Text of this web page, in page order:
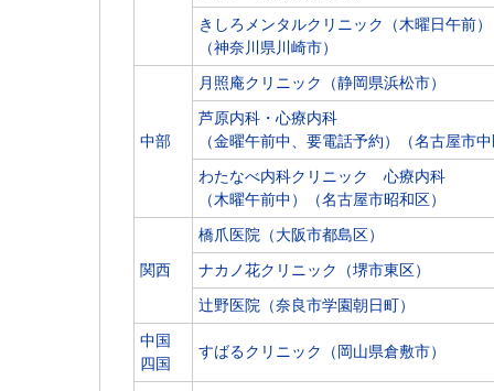
きしろメンタルクリニック（木曜日午前）
（神奈川県川崎市）
中部
月照庵クリニック（静岡県浜松市）
芦原内科・心療内科
（金曜午前中、要電話予約）（名古屋市
わたなべ内科クリニック 心療内科
（木曜午前中）（名古屋市昭和区）
関西
橋爪医院（大阪市都島区）
ナカノ花クリニック（堺市東区）
辻野医院（奈良市学園朝日町）
中国
四国
すばるクリニック（岡山県倉敷市）